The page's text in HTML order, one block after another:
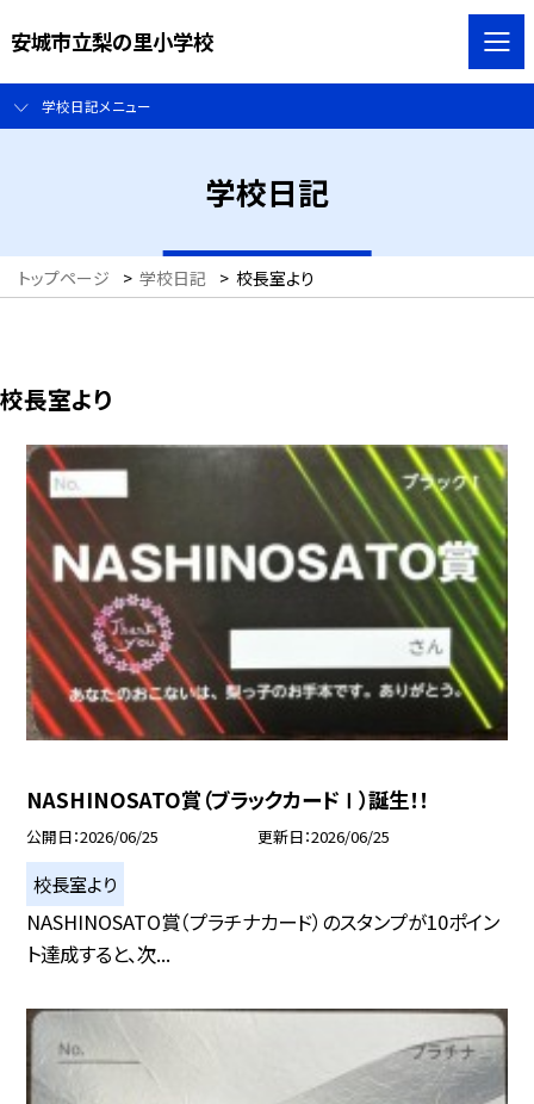
安城市立梨の里小学校
学校日記メニュー
学校日記
トップページ > 学校日記 > 校長室より
校長室より
NASHINOSATO賞（ブラックカードⅠ）誕生！！
公開日 2026/06/25 更新日 2026/06/25
校長室より
NASHINOSATO賞（プラチナカード）のスタンプが10ポイン
ト達成すると、次...